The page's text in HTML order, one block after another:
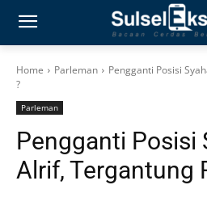
Home Parleman
Pengganti Posisi
?
Parleman
Pengganti Posisi
Alrif, Tergantung